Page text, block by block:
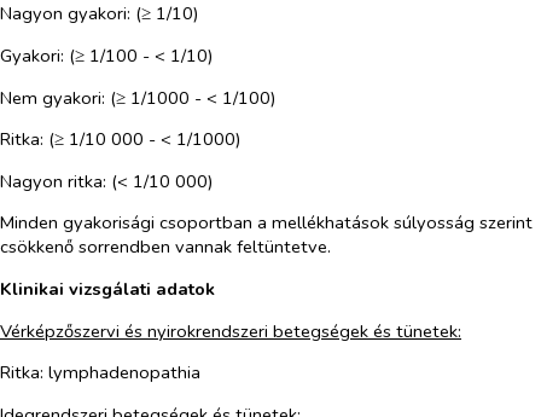
Nagyon gyakori: (≥ 1/10)
Gyakori: (≥ 1/100 - < 1/10)
Nem gyakori: (≥ 1/1000 - < 1/100)
Ritka: (≥ 1/10 000 - < 1/1000)
Nagyon ritka: (< 1/10 000)
Minden gyakorisági csoportban a mellékhatások súlyosság szerint
csökkenő sorrendben vannak feltüntetve.
Klinikai vizsgálati adatok
Vérképzőszervi és nyirokrendszeri betegségek és tünetek:
Ritka: lymphadenopathia